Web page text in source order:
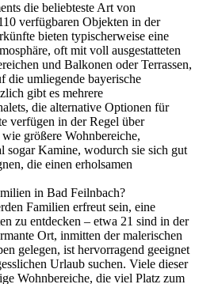
die beliebteste Art von
verfügbaren Objekten in der
bieten typischerweise eine
oft mit voll ausgestatteten
und Balkonen oder Terrassen,
die umliegende bayerische
gibt es mehrere
die alternative Optionen für
verfügen in der Regel über
größere Wohnbereiche,
sogar Kamine, wodurch sie sich gut
die einen erholsamen
in Bad Feilnbach?
Familien erfreut sein, eine
zu entdecken – etwa 21 sind in der
Ort, inmitten der malerischen
gelegen, ist hervorragend geeignet
Urlaub suchen. Viele dieser
Wohnbereiche, die viel Platz zum